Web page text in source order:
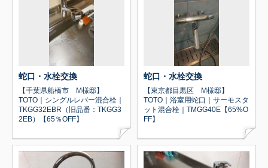
蛇口・水栓交換
【千葉県船橋市 M様邸】
TOTO｜シングルレバー混合栓｜
TKGG32EBR（旧品番：TKGG3
2EB）【65％OFF】
蛇口・水栓交換
【東京都目黒区 M様邸】
TOTO｜浴室用蛇口｜サーモスタ
ット混合栓｜TMGG40E【65%O
FF】